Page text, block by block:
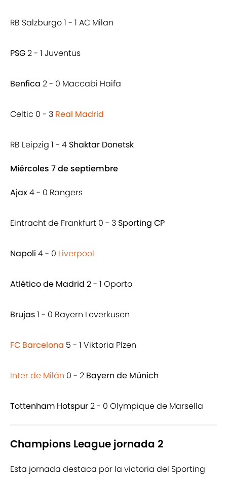
RB Salzburgo 1 - 1 AC Milan
PSG2 - 1 Juventus
Benfica 2 - 0 Maccabi Haifa
Celtic 0 - 3 Real Madrid
RB Leipzig 1 - 4 Shaktar Donetsk
Miércoles 7 de septiembre
Ajax4 - 0 Rangers
Eintracht de Frankfurt 0 - 3 Sporting CP
Napoli 4 - 0 Liverpool
Atlético de Madrid 2 - 1 Oporto
Brujas1 - 0 Bayern Leverkusen
FC Barcelona 5 - 1 Viktoria Plzen
Inter de Milán 0 - 2 Bayern de Múnich
Tottenham Hotspur2 - 0 Olympique de Marsella
Champions League jornada 2
Esta jornada destaca por la victoria del Sporting